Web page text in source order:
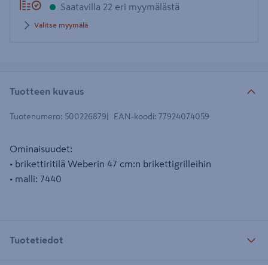
Saatavilla 22 eri myymälästä
Valitse myymälä
Tuotteen kuvaus
Tuotenumero: 500226879 EAN-koodi: 77924074059
Ominaisuudet:
• brikettiritilä Weberin 47 cm:n brikettigrilleihin
• malli: 7440
Tuotetiedot